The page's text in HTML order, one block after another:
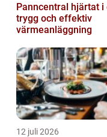
Panncentral hjärtat i en
trygg och effektiv
värmeanläggning
12 juli 2026